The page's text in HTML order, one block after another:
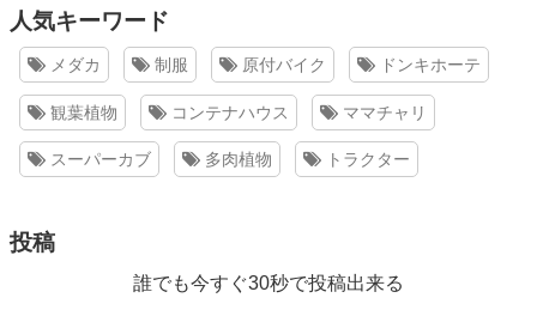
人気キーワード
メダカ 制服 原付バイク ドンキホーテ
観葉植物 コンテナハウス ママチャリ
スーパーカブ 多肉植物 トラクター
投稿
誰でも今すぐ30秒で投稿出来る